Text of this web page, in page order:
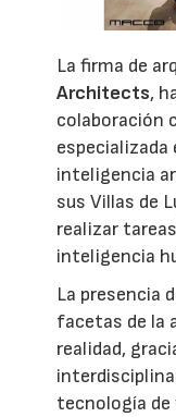
La firma de
Architects,
colaboración
especializada
inteligencia
sus Villas de
realizar
inteligencia
La presencia
facetas de la
realidad,
tecnología de